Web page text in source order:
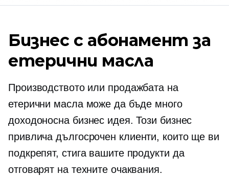
Бизнес с абонамент за
етерични масла
Производството или продажбата на
етерични масла може да бъде много
доходоносна бизнес идея. Този бизнес
привличадългосрочен клиенти, които ще ви
подкрепят, стига вашите продукти да
отговарят на техните очаквания.